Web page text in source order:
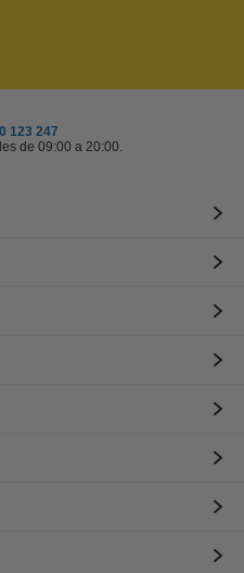
123 247
de 09:00 a 20:00.